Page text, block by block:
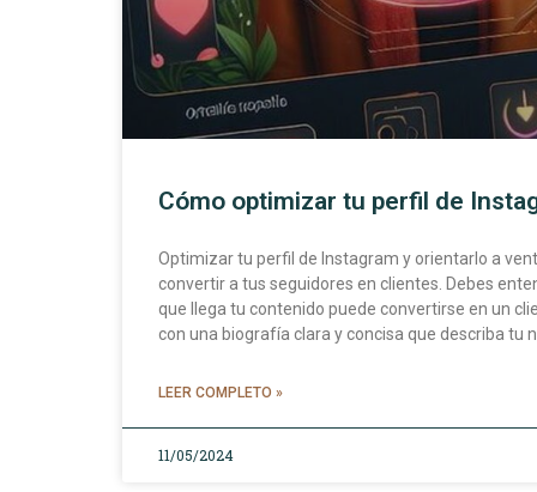
Cómo optimizar tu perfil de
Optimizar tu perfil de Instagram y orientarlo a
convertir a tus seguidores en clientes. Debes
que llega tu contenido puede convertirse en un
con una biografía clara y concisa que describa tu
LEER COMPLETO »
11/05/2024